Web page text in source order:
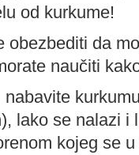
od kurkume!
obezbediti da
naučiti
nabavite
lako se nalazi i
kojeg se